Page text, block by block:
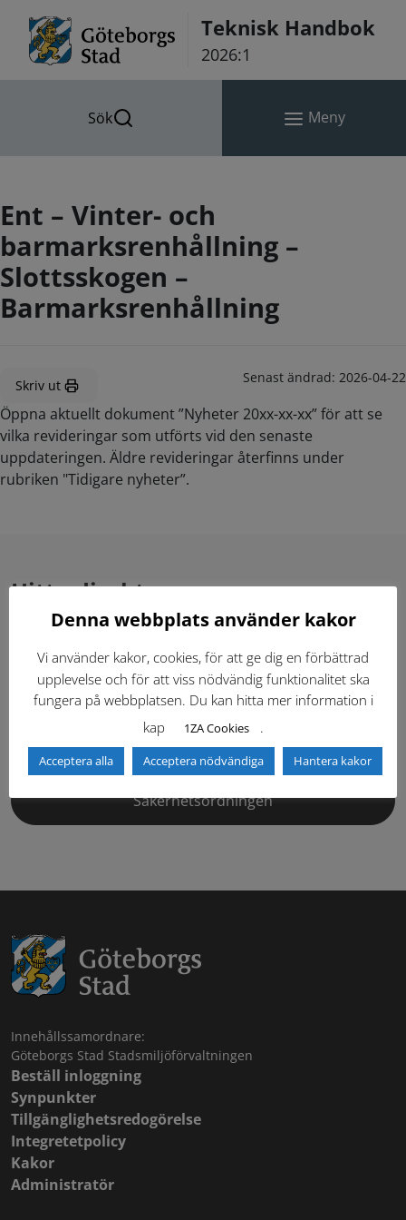
Teknisk Handbok
2026:1
Sök Meny
Ent – Vinter- och
barmarksrenhållning –
Slottsskogen –
Barmarksrenhållning
Skriv ut Senast ändrad: 2026-04-22
Öppna aktuellt dokument ”Nyheter 20xx-xx-xx” för att se
vilka revideringar som utförts vid den senaste
uppdateringen. Äldre revideringar återfinns under
rubriken "Tidigare nyheter”.
Hitta direkt
Gällande standardritningar (Dwg och pdf)
Dokumentbibliotek Kontaktlista
Tidigare versioner Nyheter
Säkerhetsordningen
Innehållssamordnare:
Göteborgs Stad Stadsmiljöförvaltningen
Beställ inloggning
Synpunkter
Tillgänglighetsredogörelse
Integretetpolicy
Kakor
Administratör
Denna webbplats använder kakor
Vi använder kakor, cookies, för att ge dig en förbättrad
upplevelse och för att viss nödvändig funktionalitet ska
fungera på webbplatsen. Du kan hitta mer information i
kap
1ZA Cookies .
Acceptera alla Acceptera nödvändiga Hantera kakor